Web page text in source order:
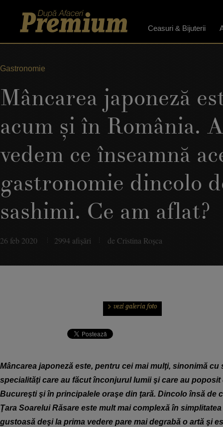
Ceasuri & Bijuterii
Gastronomie
Mâncarea japoneză
acum şi în România.
vedem ce înseamnă
gastronomie dincolo
sashimi. Ce am aflat?
26 feb 2020 2994 afişări de Cristina Roşca
Mâncarea japoneză este, pentru cei mai mulţi, sinonimă cu
specialităţi care au făcut înconjurul lumii şi care au poposit
Bucureşti şi în principalele oraşe din ţară. Dincolo însă de
Ţara Soarelui Răsare este mult mai complexă în
gustoasă deşi la prima vedere pare mai degrabă o artă şi